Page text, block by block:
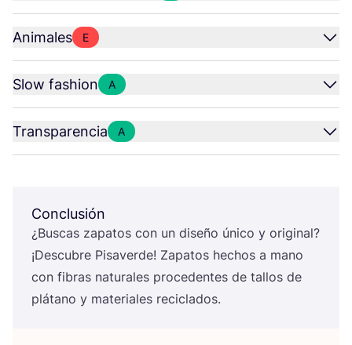
Animales E
Slow fashion A
Transparencia A
Conclusión
¿Bus­cas zapa­tos con un dise­ño úni­co y ori­gi­nal?
¡Des­cu­bre Pisa­ver­de! Zapa­tos hechos a mano
con fibras natu­ra­les pro­ce­den­tes de tallos de
plá­tano y mate­ria­les reciclados.